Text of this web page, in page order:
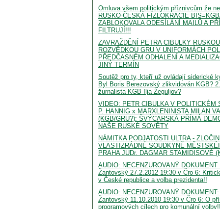
Omluva všem politickým příznivcům že
RUSKO-ČESKÁ FÍZLOKRACIE
ZABLOKOVALA ODESÍLÁNÍ MAILŮ A
FILTRUJÍ!!!
ZAVRAŽDĚNÍ PETRA CIBULKY
ROZVĚDKOU GRU V UNIFORMÁCH
PŘEDČASNÉM ODHALENÍ A
JINÝ TERMÍN
Soutěž pro ty, kteří už ovládají siderické
Byl Boris Berezovský zlikvidován KGB?
žurnalista KGB Ilja Žeguljov?
VIDEO: PETR CIBULKA V POLITICKÉM
P. HANNIG x MARXLENINISTA MILAN
(KGB/GRU?): ŠVÝCARSKÁ PŘÍMÁ
NAŠE RUSKÉ SOVĚTY
NÁMITKA PODJATOSTI ULTRA -
VLASTIZRÁDNÉ SOUDKYNĚ
PRAHA JUDr. DAGMAR STAMIDISOVÉ
AUDIO: NECENZUROVANÝ
Žantovský 27.2.2012 19:30 v Čro 6:
v České republice a volba prezidenta!!
AUDIO: NECENZUROVANÝ
Žantovský 11.10.2010 19:30 v Čro 6: O
programových cílech pro komunální